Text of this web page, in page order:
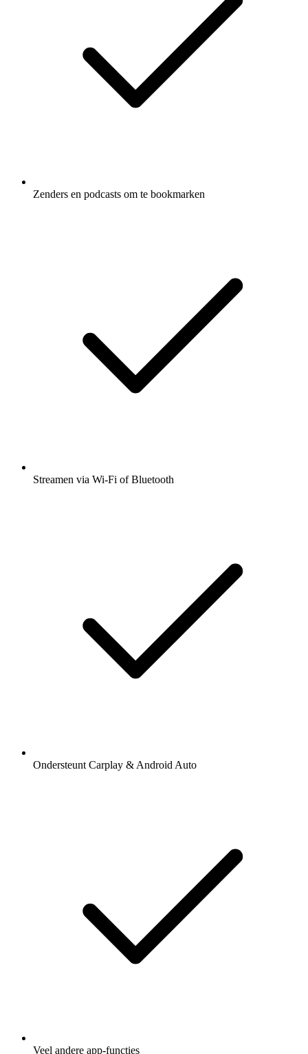
Zenders en podcasts om te bookmarken
Streamen via Wi-Fi of Bluetooth
Ondersteunt Carplay & Android Auto
Veel andere app-functies